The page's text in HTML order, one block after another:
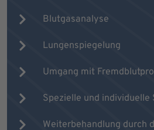
Blutgasanalyse
Lungenspiegelung
Umgang mit
Spezielle und individuelle
Weiterbehandlung durch